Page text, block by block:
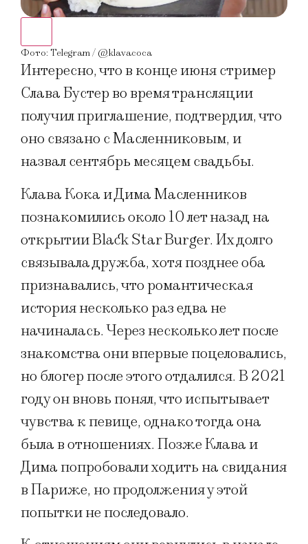
Фото: Telegram / @klavacoca
Интересно, что в конце июня стример
Слава Бустер во время трансляции
получил приглашение, подтвердил, что
оно связано с Масленниковым, и
назвал сентябрь месяцем свадьбы.
Клава Кока и Дима Масленников
познакомились около 10 лет назад на
открытии Black Star Burger. Их долго
связывала дружба, хотя позднее оба
признавались, что романтическая
история несколько раз едва не
начиналась. Через несколько лет после
знакомства они впервые поцеловались,
но блогер после этого отдалился. В 2021
году он вновь понял, что испытывает
чувства к певице, однако тогда она
была в отношениях. Позже Клава и
Дима попробовали ходить на свидания
в Париже, но продолжения у этой
попытки не последовало.